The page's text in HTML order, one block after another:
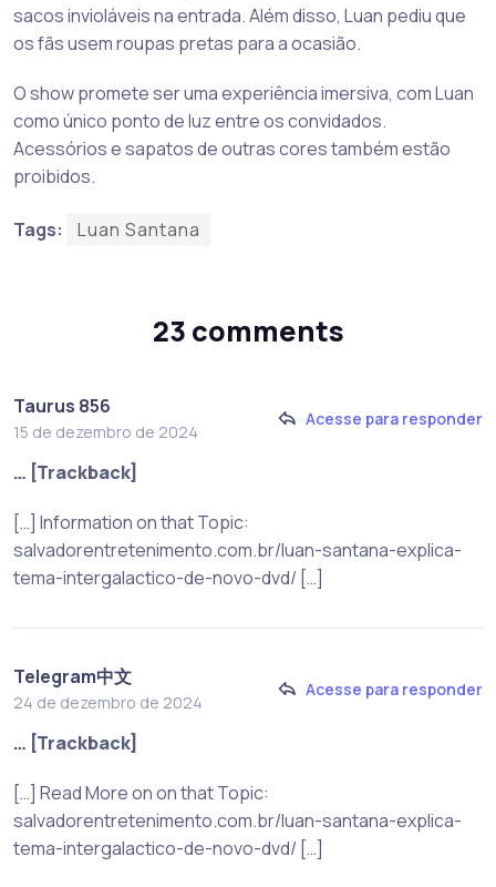
sacos invioláveis na entrada. Além disso, Luan pediu que
os fãs usem roupas pretas para a ocasião.
O show promete ser uma experiência imersiva, com Luan
como único ponto de luz entre os convidados.
Acessórios e sapatos de outras cores também estão
proibidos.
Tags: Luan Santana
23 comments
Taurus 856
15 de dezembro de 2024
Acesse para responder
… [Trackback]
[…] Information on that Topic:
salvadorentretenimento.com.br/luan-santana-explica-
tema-intergalactico-de-novo-dvd/ […]
Telegram中文
24 de dezembro de 2024
Acesse para responder
… [Trackback]
[…] Read More on on that Topic:
salvadorentretenimento.com.br/luan-santana-explica-
tema-intergalactico-de-novo-dvd/ […]